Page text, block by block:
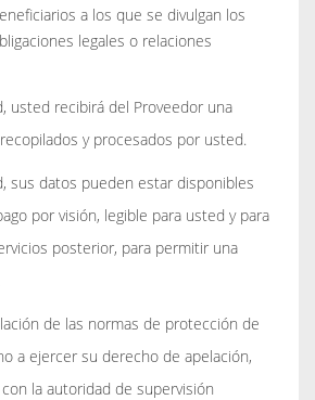
a los que se divulgan los
legales o relaciones
usted recibirá del Proveedor una
y procesados por usted.
sus datos pueden estar disponibles
por visión, legible para usted y para
posterior, para permitir una
de las normas de protección de
a ejercer su derecho de apelación,
la autoridad de supervisión